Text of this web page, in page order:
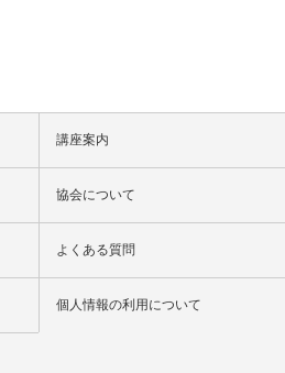
講座案内
協会について
よくある質問
個人情報の利用について